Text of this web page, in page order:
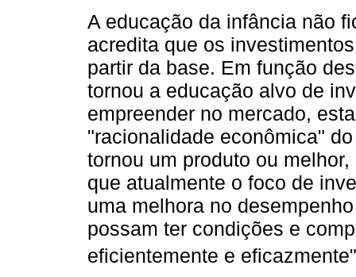
A educação da infância não
acredita que os
partir da base. Em função
tornou a educação alvo de
empreender no mercado,
"racionalidade econômica"
tornou um produto ou
que atualmente o foco de
uma melhora no
possam ter condições e
eficientemente e